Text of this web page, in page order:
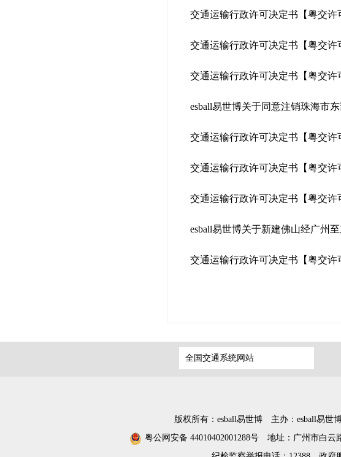
交通运输行政许可决定书【粤交许
交通运输行政许可决定书【粤交许
交通运输行政许可决定书【粤交许
esball易世博关于同意注销珠海市
交通运输行政许可决定书【粤交许
交通运输行政许可决定书【粤交许
交通运输行政许可决定书【粤交许
esball易世博关于新建佛山经广州
交通运输行政许可决定书【粤交许
全国交通系统网站
版权所有：esball易世博 主办：esball易世
粤公网安备 44010402001288号
地址：广州市白云